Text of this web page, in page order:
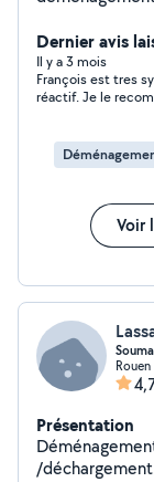
N hesitez pas
rapidement.
Dernier avis
Il y a 3 mois
François est tres
réactif. Je le
Voir
Présentation
/